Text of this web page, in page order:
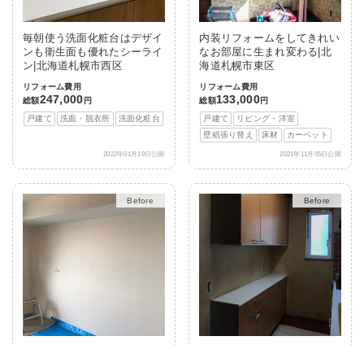
毎朝使う洗面化粧台はデザイ
ンも衛生面も優れたシーライ
ン|北海道札幌市西区
リフォーム費用
総額247,000 円
戸建て
洗面・脱衣所 洗面化粧台
2022年01月19日公開
内装リフォームをしてきれい
なお部屋に生まれ変わる|北
海道札幌市東区
リフォーム費用
総額133,000円
戸建て
リビング・洋室
壁紙張り替え
床材 カーペット
2021年11月05日公開
After After